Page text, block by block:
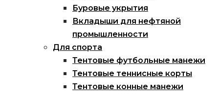
Буровые укрытия
Вкладыши для нефтяной
промышленности
Для спорта
Тентовые футбольные манежи
Тентовые теннисные корты
Тентовые конные манежи